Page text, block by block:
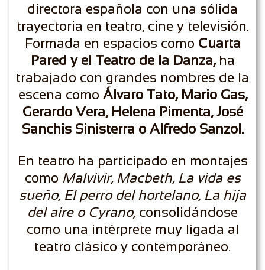
directora española con una sólida
trayectoria en teatro, cine y televisión.
Formada en espacios como Cuarta
Pared y el Teatro de la Danza,ha
trabajado con grandes nombres de la
escena como Álvaro Tato, Mario Gas,
Gerardo Vera, Helena Pimenta, José
Sanchis Sinisterra o Alfredo Sanzol.
En teatro ha participado en montajes
como Malvivir, Macbeth, La vida es
sueño, El perro del hortelano, La hija
del aire o Cyrano,consolidándose
como una intérprete muy ligada al
teatro clásico y contemporáneo.